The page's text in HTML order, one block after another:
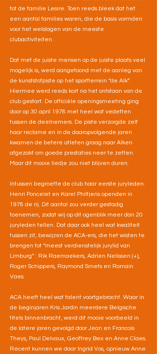
tot de familie Lesire. Toen reeds bleek dat het
een aantal families waren, die de basis vormden
voor het welslagen van de meeste
clubactiviteiten.
Dat met de juiste mensen op de juiste plaats veel
mogelijk is, werd aangetoond met de aanleg van
de kunststofpiste op het sportterrein “de Alk”.
Hiermee werd reeds kort na het ontstaan van de
club gestart. De officiële openingsmeeting ging
door op 30 april 1978 met heel wat vedetten
tussen de deelnemers. De piste verzorgde zelf
haar reclame en in de daaropvolgende jaren
kwamen de betere atleten graag naar Alken
afgezakt om goede prestaties neer te zetten.
Maar dit mooie liedje zou niet blijven duren.
Intussen begroette de club haar eerste juryleden.
Henri Poncelet en Karel Philtjens openden in
1978 de rij. Dit aantal zou verder gestadig
toenemen, zodat wij op dit ogenblik meer dan 20
juryleden tellen. Dat daar ook heel wat kwaliteit
tussen zit, bewijzen de ACA-ers, die het wisten te
brengen tot “meest verdienstelijk jurylid van
Limburg” : Rik Raemaekers, Adrien Nelissen (+),
Roger Schippers, Raymond Smets en Romain
Vaes
.
ACA heeft heel wat talent voortgebracht. Waar in
de beginjaren Kris Jardin meerdere Belgische
titels binnenbracht, werd dit mooie voorbeeld in
de latere jaren gevolgd door Jean en Francois
Theys, Paul Delvaux, Geoffrey Bex en Anne Claes.
Recent kunnen we daar Ingrid Vos, opnieuw Anne